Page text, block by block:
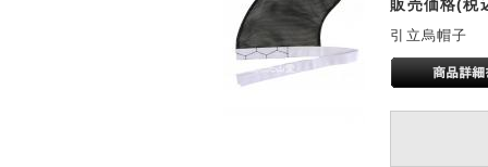
販売価格(税
引立烏帽子